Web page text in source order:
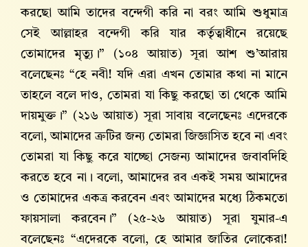
করছো আমি তাদের বন্দেগী করি না বরং আমি শুধুমাত্র
সেই আল্লাহর বন্দেগী করি যার কর্তৃত্বাধীনে রয়েছে
তোমাদের মৃত্যু।” (১০৪ আয়াত) সূরা আশ শু’আরায়
বলেছেনঃ “হে নবী! যদি এরা এখন তোমার কথা না মানে
তাহলে বলে দাও, তোমরা যা কিছু করছো তা থেকে আমি
দায়মুক্ত।” (২১৬ আয়াত) সূরা সাবায় বলেছেনঃ এদেরকে
বলো, আমাদের ত্রুটির জন্য তোমরা জিজ্ঞাসিত হবে না এবং
তোমরা যা কিছু করে যাচ্ছো সেজন্য আমাদের জবাবদিহি
করতে হবে না। বলো, আমাদের রব একই সময় আমাদের
ও তোমাদের একত্র করবেন এবং আমাদের মধ্যে ঠিকমতো
ফায়সালা করবেন।” (২৫-২৬ আয়াত) সূরা যুমার-এ
বলেছেনঃ “এদেরকে বলো, হে আমার জাতির লোকেরা!